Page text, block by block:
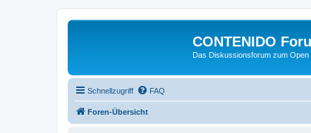
CONTENIDO
Das Diskussionsforum zum
Schnellzugriff FAQ
Foren-Übersicht